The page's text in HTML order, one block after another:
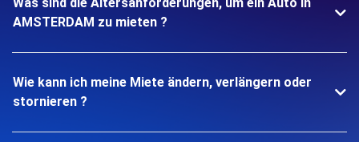
AMSTERDAM zu mieten ?
Wie kann ich meine Miete ändern, verlängern oder
stornieren ?